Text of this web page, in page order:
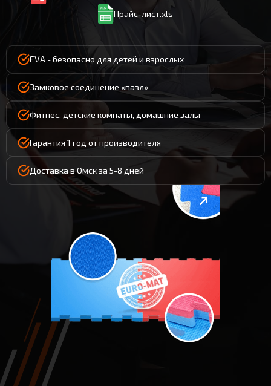
Прайс-лист.xls
EVA - безопасно для детей и взрослых
Замковое соединение «пазл»
Фитнес, детские комнаты, домашние залы
Гарантия 1 год от производителя
Доставка в Омск за 5-8 дней